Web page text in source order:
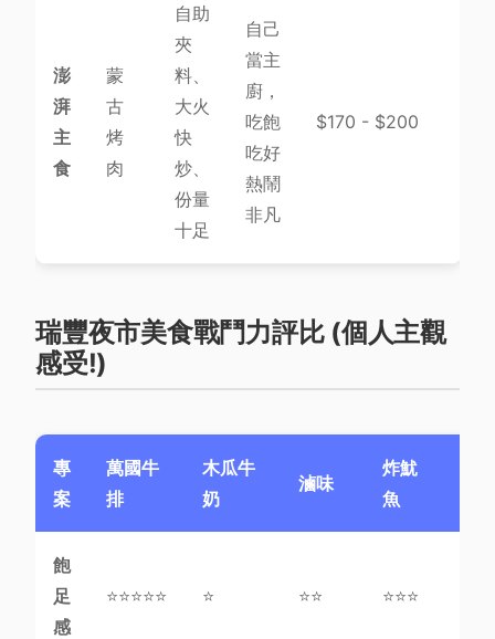
澎
湃
主
食
蒙
古
烤
肉
自助
夾
料、
大火
快
炒、
份量
十足
自己
當主
廚，
吃飽
吃好
熱鬧
非凡
$170 - $200
瑞豐夜市美食戰鬥力評比 (個人主觀
感受!)
專
案
萬國牛
排
木瓜牛
奶
滷味
炸魷
魚
飽
足
感
⭐⭐⭐⭐⭐ ⭐ ⭐⭐ ⭐⭐⭐